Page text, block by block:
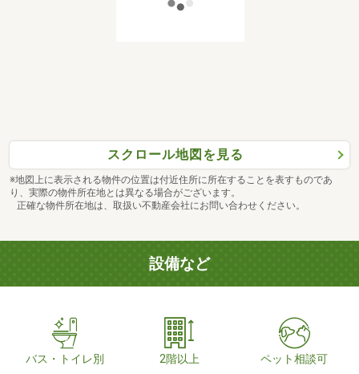
スクロール地図を見る
※地図上に表示される物件の位置は付近住所に所在することを表すものであ
り、実際の物件所在地とは異なる場合がございます。
正確な物件所在地は、取扱い不動産会社にお問い合わせください。
設備など
バス・トイレ別 2階以上 ペット相談可